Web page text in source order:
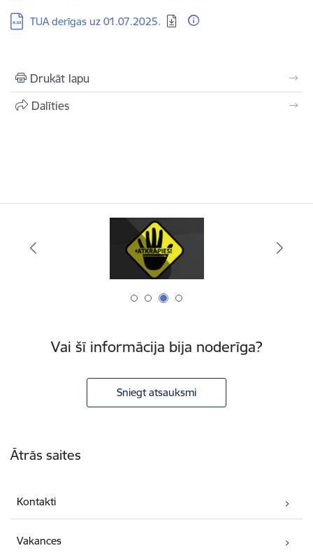
Lejupielādēt:
TUA derīgas uz 01.07.2025.
Drukāt lapu
Dalīties
Vai šī informācija bija noderīga?
Sniegt atsauksmi
Ātrās saites
Kontakti
Vakances